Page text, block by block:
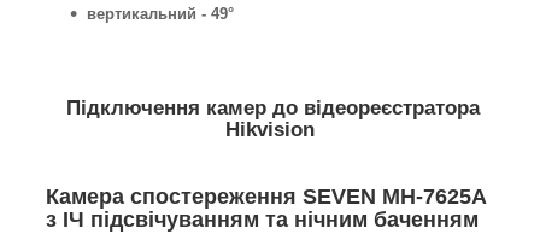
вертикальний - 49°
Камера спостереження SEVEN MH-7625A
з ІЧ підсвічуванням та нічним баченням
Підключення камер до відеореєстратора
Hikvision